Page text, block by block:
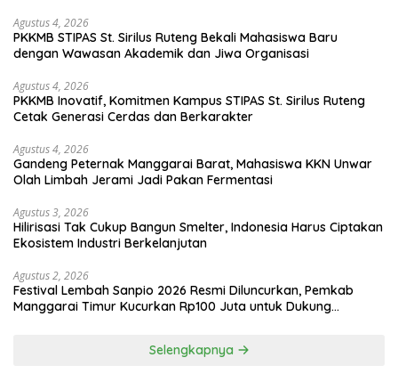
Agustus 4, 2026
PKKMB STIPAS St. Sirilus Ruteng Bekali Mahasiswa Baru
dengan Wawasan Akademik dan Jiwa Organisasi
Agustus 4, 2026
PKKMB Inovatif, Komitmen Kampus STIPAS St. Sirilus Ruteng
Cetak Generasi Cerdas dan Berkarakter
Agustus 4, 2026
Gandeng Peternak Manggarai Barat, Mahasiswa KKN Unwar
Olah Limbah Jerami Jadi Pakan Fermentasi
Agustus 3, 2026
Hilirisasi Tak Cukup Bangun Smelter, Indonesia Harus Ciptakan
Ekosistem Industri Berkelanjutan
Agustus 2, 2026
Festival Lembah Sanpio 2026 Resmi Diluncurkan, Pemkab
Manggarai Timur Kucurkan Rp100 Juta untuk Dukung
Selengkapnya